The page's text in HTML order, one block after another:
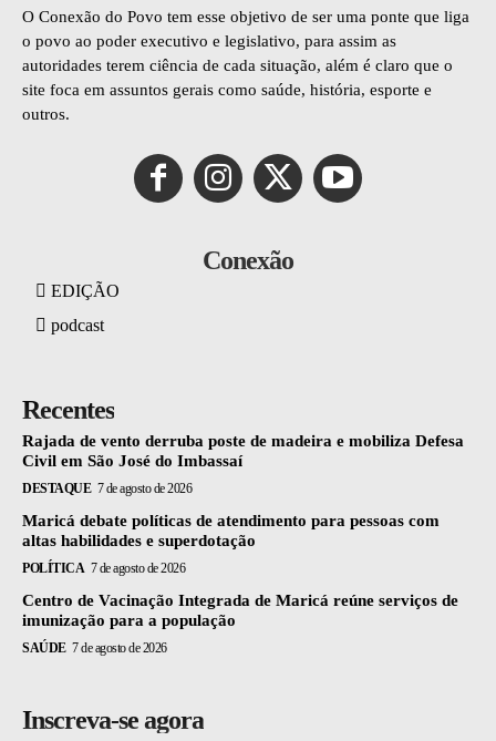
O Conexão do Povo tem esse objetivo de ser uma ponte que liga
o povo ao poder executivo e legislativo, para assim as
autoridades terem ciência de cada situação, além é claro que o
site foca em assuntos gerais como saúde, história, esporte e
outros.
Conexão
EDIÇÃO
podcast
Recentes
Rajada de vento derruba poste de madeira e mobiliza Defesa
Civil em São José do Imbassaí
DESTAQUE 7 de agosto de 2026
Maricá debate políticas de atendimento para pessoas com
altas habilidades e superdotação
POLÍTICA 7 de agosto de 2026
Centro de Vacinação Integrada de Maricá reúne serviços de
imunização para a população
SAÚDE 7 de agosto de 2026
Inscreva-se agora